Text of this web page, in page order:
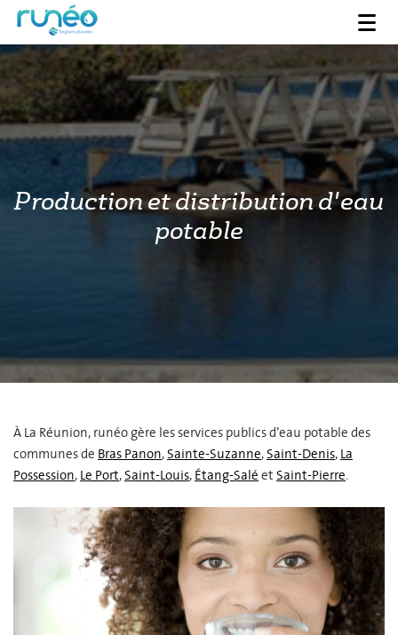
Production et distribution d'eau
potable
À La Réunion, runéo gère les services publics d’eau potable des
communes de Bras Panon,Sainte-Suzanne,Saint-Denis,La
Possession,Le Port,Saint-Louis,Étang-SaléetSaint-Pierre.